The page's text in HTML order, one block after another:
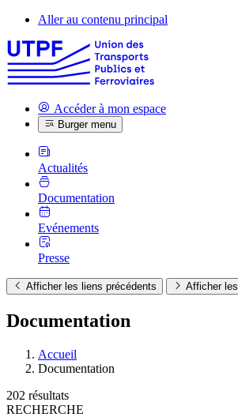
Aller au contenu principal
Accéder à mon espace
Burger menu
Actualités
Documentation
Evénements
Presse
Afficher les liens précédents Afficher
Documentation
Accueil
Documentation
202 résultats
RECHERCHE